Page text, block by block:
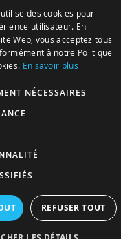
Policy
des cookies pour
utilisateur. En
Web, vous acceptez tous
à notre Politique
En savoir plus
NÉCESSAIRES
REFUSER TOUT